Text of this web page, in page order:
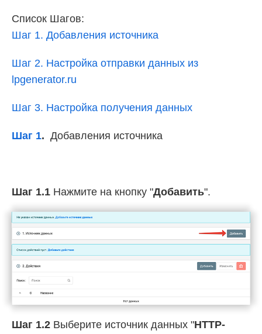
Список Шагов:
Шаг 1. Добавления источника
Шаг 2. Настройка отправки данных из
lpgenerator.ru
Шаг 3. Настройка получения данных
Шаг 1. Добавления источника
Шаг 1.1 Нажмите на кнопку "Добавить".
Шаг 1.2 Выберите источник данных "HTTP-